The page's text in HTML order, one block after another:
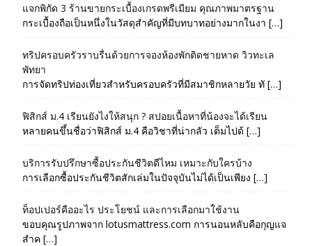
แจกพิกัด 3 ร้านขายกระเบื้องเกรดพรีเมียม คุณภาพมาตรฐาน
กระเบื้องถือเป็นหนึ่งในวัสดุสำคัญที่มีบทบาทอย่างมากในงา […]
ทริปครอบครัวราบรื่นด้วยการจองห้องพักติดชายหาด วิวทะเล
พัทยา
การจัดทริปท่องเที่ยวสำหรับครอบครัวที่มีสมาชิกหลายวัย ทั […]
ฟิสิกส์ ม.4 เรียนยังไงให้สนุก ? สปอยเนื้อหาที่น้องจะได้เรียน
หลายคนขึ้นชื่อว่าฟิสิกส์ ม.4 คือวิชาที่น่ากลัว เต็มไปด้ […]
บริการรับปรึกษาซื้อประกันชีวิตดีไหม เหมาะกับใครบ้าง
การเลือกซื้อประกันชีวิตสักเล่มในปัจจุบันไม่ได้เป็นเพียง […]
ท็อปเปอร์คืออะไร ประโยชน์ และการเลือกมาใช้งาน
ขอบคุณรูปภาพจาก lotusmattress.com การนอนหลับคือกุญแจ
สำค […]